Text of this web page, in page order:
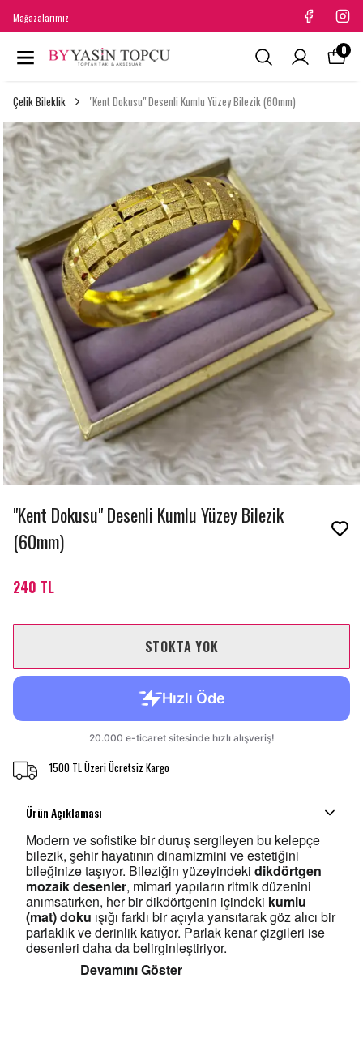
Mağazalarımız
0
Çelik Bileklik "Kent Dokusu" Desenli Kumlu Yüzey Bilezik (60mm)
"Kent Dokusu" Desenli Kumlu Yüzey Bilezik
(60mm)
240 TL
STOKTA YOK
1500 TL Üzeri Ücretsiz Kargo
Ürün Açıklaması
Modern ve sofistike bir duruş sergileyen bu kelepçe
bilezik, şehir hayatının dinamizmini ve estetiğini
bileğinize taşıyor. Bileziğin yüzeyindeki dikdörtgen
mozaik desenler, mimari yapıların ritmik düzenini
anımsatırken, her bir dikdörtgenin içindeki kumlu
(mat) doku ışığı farklı bir açıyla yansıtarak göz alıcı bir
parlaklık ve derinlik katıyor. Parlak kenar çizgileri ise
desenleri daha da belirginleştiriyor.
Devamını Göster